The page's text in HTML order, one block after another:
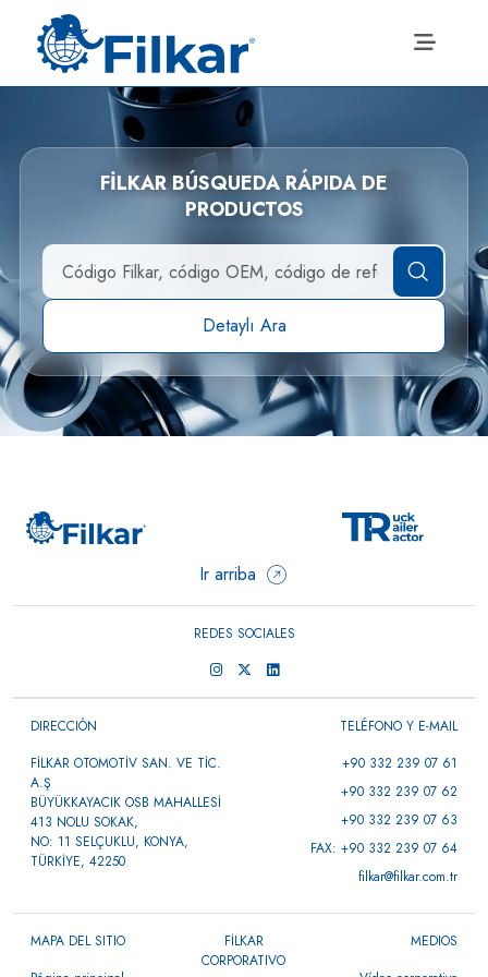
FİLKAR BÚSQUEDA RÁPIDA DE
PRODUCTOS
Detaylı Ara
Ir arriba
REDES SOCIALES
DIRECCIÓN
FİLKAR OTOMOTİV SAN. VE TİC.
A.Ş
BÜYÜKKAYACIK OSB MAHALLESİ
413 NOLU SOKAK,
NO: 11 SELÇUKLU, KONYA,
TÜRKİYE, 42250
TELÉFONO Y E-MAIL
+90 332 239 07 61
+90 332 239 07 62
+90 332 239 07 63
FAX: +90 332 239 07 64
filkar@filkar.com.tr
MAPA DEL SITIO
FİLKAR
CORPORATIVO
MEDIOS